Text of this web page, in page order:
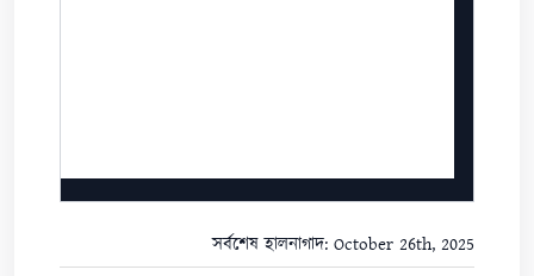
সর্বশেষ হালনাগাদ: October 26th, 2025